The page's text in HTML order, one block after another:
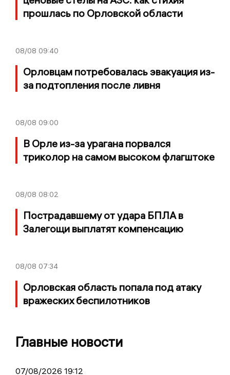
прошлась по Орловской области
08/08 09:40
Орловцам потребовалась эвакуация из-
за подтопления после ливня
08/08 09:00
В Орле из-за урагана порвался
триколор на самом высоком флагштоке
08/08 08:02
Пострадавшему от удара БПЛА в
Залегощи выплатят компенсацию
08/08 07:34
Орловская область попала под атаку
вражеских беспилотников
Главные новости
07/08/2026 19:12